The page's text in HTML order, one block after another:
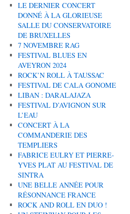
LE DERNIER CONCERT
DONNÉ À LA GLORIEUSE
SALLE DU CONSERVATOIRE
DE BRUXELLES
7 NOVEMBRE RAG
FESTIVAL BLUES EN
AVEYRON 2024
ROCK’N ROLL À TAUSSAC
FESTIVAL DE CALA GONOME
LIBAN : DARALAJAZA
FESTIVAL D’AVIGNON SUR
L’EAU
CONCERT À LA
COMMANDERIE DES
TEMPLIERS
FABRICE EULRY ET PIERRE-
YVES PLAT AU FESTIVAL DE
SINTRA
UNE BELLE ANNÉE POUR
RÉSONNANCE FRANCE
ROCK AND ROLL EN DUO !